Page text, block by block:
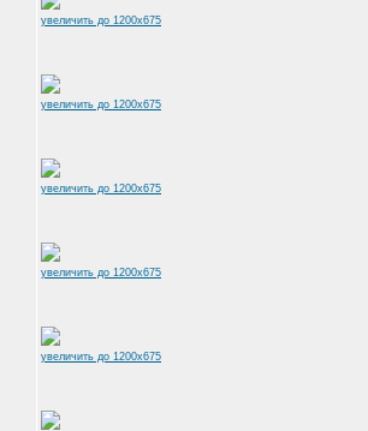
увеличить до 1200x675
увеличить до 1200x675
увеличить до 1200x675
увеличить до 1200x675
увеличить до 1200x675